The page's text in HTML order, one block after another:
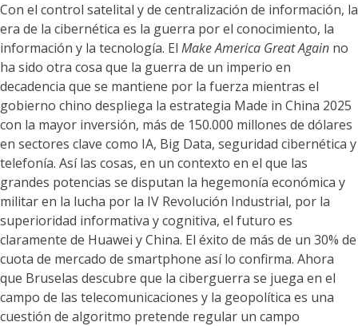
Con el control satelital y de centralización de información, la
era de la cibernética es la guerra por el conocimiento, la
información y la tecnología. El Make America Great Again no
ha sido otra cosa que la guerra de un imperio en
decadencia que se mantiene por la fuerza mientras el
gobierno chino despliega la estrategia Made in China 2025
con la mayor inversión, más de 150.000 millones de dólares
en sectores clave como IA, Big Data, seguridad cibernética y
telefonía. Así las cosas, en un contexto en el que las
grandes potencias se disputan la hegemonía económica y
militar en la lucha por la IV Revolución Industrial, por la
superioridad informativa y cognitiva, el futuro es
claramente de Huawei y China. El éxito de más de un 30% de
cuota de mercado de smartphone así lo confirma. Ahora
que Bruselas descubre que la ciberguerra se juega en el
campo de las telecomunicaciones y la geopolítica es una
cuestión de algoritmo pretende regular un campo